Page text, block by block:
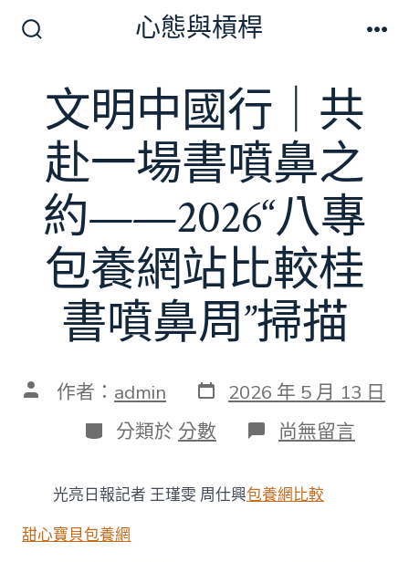
換
開
關
心態與槓桿
文明中國行｜共
赴一場書噴鼻之
約——2026“八專
包養網站比較桂
書噴鼻周”掃描
文 作者： admin 發
表
日
期
2026 年 5 月 13 日
分
類
分類於 分數 在
〈文
中
國
尚無留言
光亮日報記者 王瑾雯 周仕興包養網比較
甜心寶貝包養網